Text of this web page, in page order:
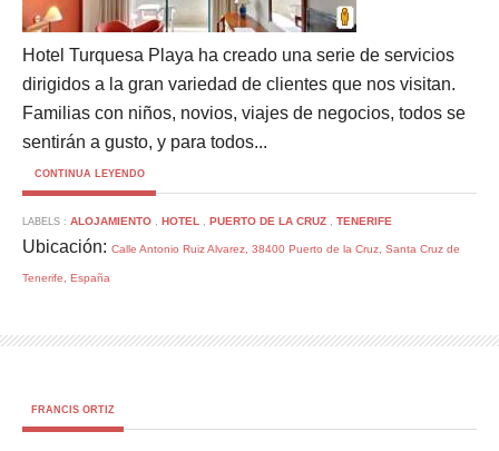
Hotel Turquesa Playa ha creado una serie de servicios
dirigidos a la gran variedad de clientes que nos visitan.
Familias con niños, novios, viajes de negocios, todos se
sentirán a gusto, y para todos...
CONTINUA LEYENDO
LABELS : ALOJAMIENTO , HOTEL , PUERTO DE LA CRUZ , TENERIFE
Ubicación: Calle Antonio Ruiz Alvarez, 38400 Puerto de la Cruz, Santa Cruz de
Tenerife, España
FRANCIS ORTIZ